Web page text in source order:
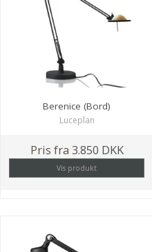
Berenice (Bord)
Luceplan
Pris fra 3.850 DKK
Vis produkt